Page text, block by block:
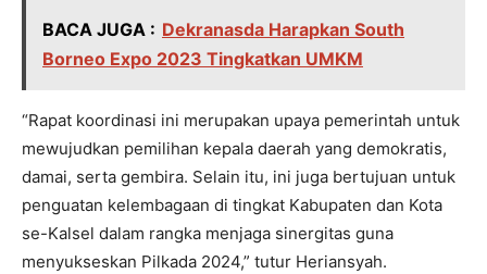
BACA JUGA : Dekranasda Harapkan South
Borneo Expo 2023 Tingkatkan UMKM
“Rapat koordinasi ini merupakan upaya pemerintah untuk
mewujudkan pemilihan kepala daerah yang demokratis,
damai, serta gembira. Selain itu, ini juga bertujuan untuk
penguatan kelembagaan di tingkat Kabupaten dan Kota
se-Kalsel dalam rangka menjaga sinergitas guna
menyukseskan Pilkada 2024,” tutur Heriansyah.